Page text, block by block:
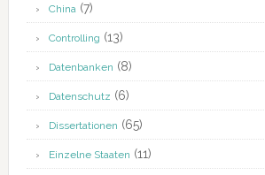
China(7)
Controlling (13)
Datenbanken (8)
Datenschutz (6)
Dissertationen (65)
Einzelne Staaten (11)